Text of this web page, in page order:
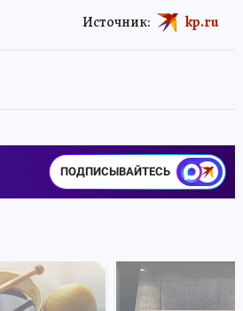
Источник: kp.ru
ПОДПИСЫВАЙТЕСЬ